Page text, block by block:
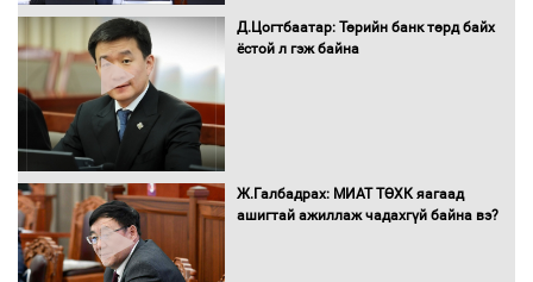
16 төрлийн эмийг нэг эх үүсвэрээс
Бүх шатанд хэмнэлтийн горимд
шилжиж, найр наадам, зөвлөгөөн,
Д.Цогтбаатар: Төрийн банк төрд байх
ёстой л гэж байна
Ж.Галбадрах: МИАТ ТӨХК яагаад
ашигтай ажиллаж чадахгүй байна вэ?